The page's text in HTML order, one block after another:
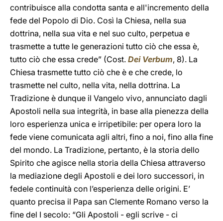
contribuisce alla condotta santa e all'incremento della
fede del Popolo di Dio. Così la Chiesa, nella sua
dottrina, nella sua vita e nel suo culto, perpetua e
trasmette a tutte le generazioni tutto ciò che essa è,
tutto ciò che essa crede” (Cost. Dei Verbum, 8). La
Chiesa trasmette tutto ciò che è e che crede, lo
trasmette nel culto, nella vita, nella dottrina. La
Tradizione è dunque il Vangelo vivo, annunciato dagli
Apostoli nella sua integrità, in base alla pienezza della
loro esperienza unica e irripetibile: per opera loro la
fede viene comunicata agli altri, fino a noi, fino alla fine
del mondo. La Tradizione, pertanto, è la storia dello
Spirito che agisce nella storia della Chiesa attraverso
la mediazione degli Apostoli e dei loro successori, in
fedele continuità con l’esperienza delle origini. E’
quanto precisa il Papa san Clemente Romano verso la
fine del I secolo: “Gli Apostoli - egli scrive - ci